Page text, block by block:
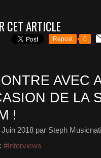
CET ARTICLE
Repost 0
AVEC
DE LA
!
Juin 2018 par Steph
#Interviews